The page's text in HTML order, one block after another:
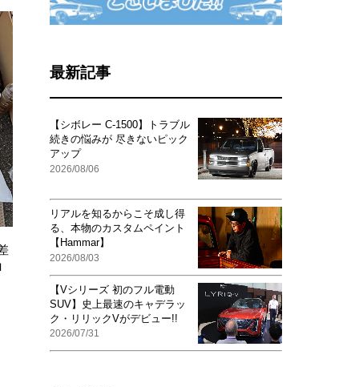
最新記事
【シボレー C-1500】トラブル
続きの悩みが 尽きないピック
アップ
2026/08/06
リアルを知るからこそ成し得
る、本物のカスタムペイント
【Hammar】
2026/08/03
【Vシリーズ 初のフル電動
SUV】史上最速のキャデラッ
ク・リリックVがデビュー!!
2026/07/31